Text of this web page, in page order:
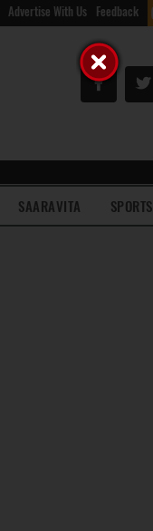
Advertise With Us Feedback
SAARAVITA SPORTS